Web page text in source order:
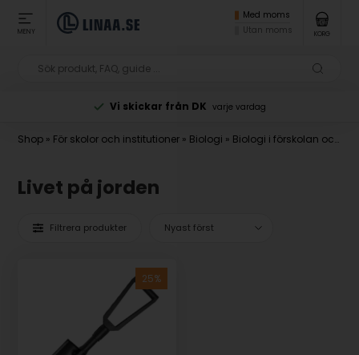
MENY
Med moms
Utan moms
KORG
Vi skickar från DK varje vardag
Shop » För skolor och institutioner » Biologi » Biologi i förskolan och mellanstadiet
Livet på jorden
Filtrera produkter